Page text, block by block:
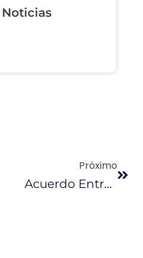
Próximo
Acuerdo Entre Colombia Y Brasil Crea Oportunidad